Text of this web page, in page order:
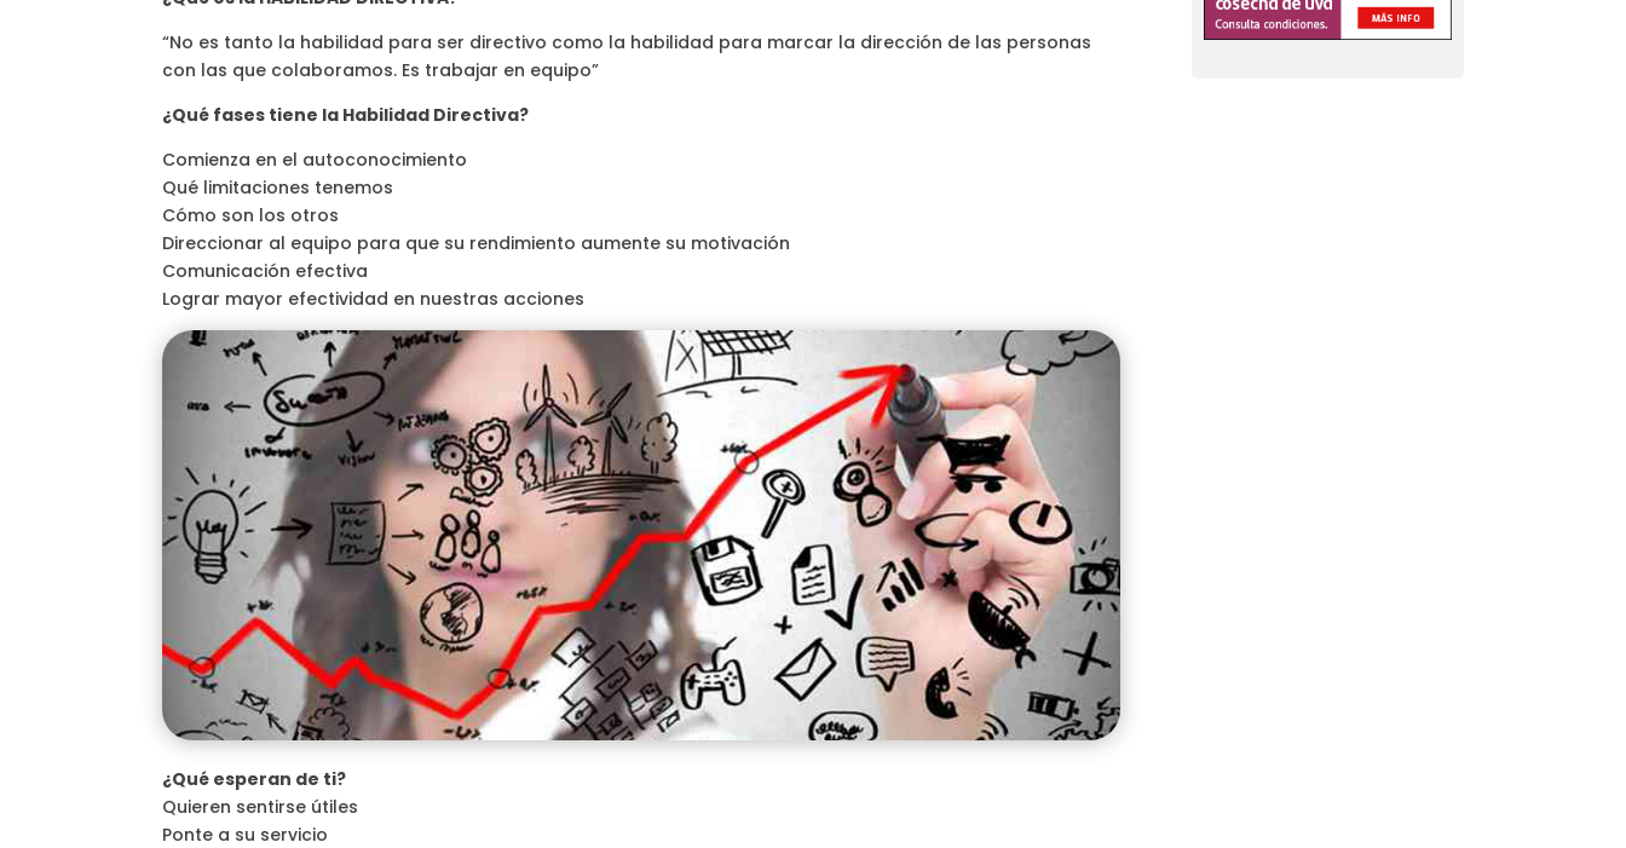
“No es tanto la habilidad para ser directivo como la habilidad para marcar la dirección de las personas
con las que colaboramos. Es trabajar en equipo”
¿Qué fases tiene la Habilidad Directiva?
Comienza en el autoconocimiento
Qué limitaciones tenemos
Cómo son los otros
Direccionar al equipo para que su rendimiento aumente su motivación
Comunicación efectiva
Lograr mayor efectividad en nuestras acciones
¿Qué esperan de ti?
Quieren sentirse útiles
Ponte a su servicio